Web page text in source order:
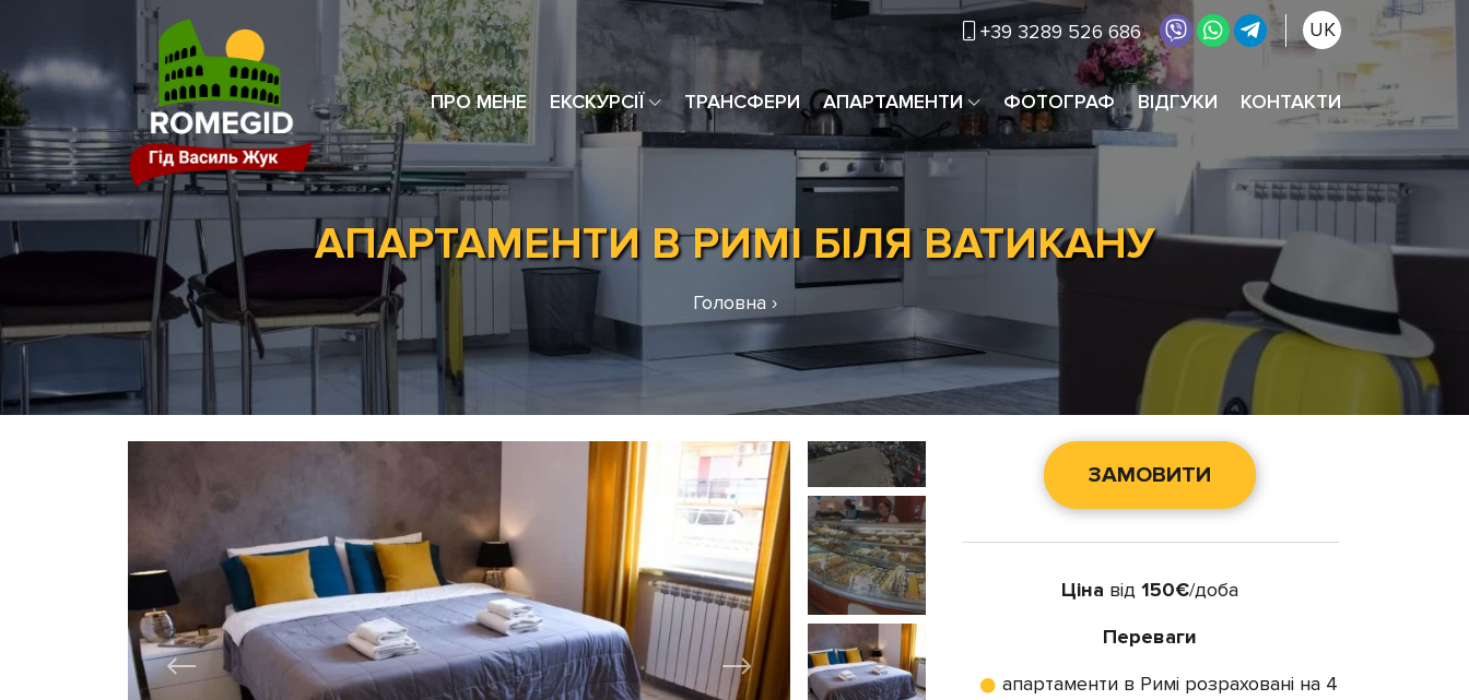
+39 3289 526 686 UK
ПРО МЕНЕ ЕКСКУРСІЇ ТРАНСФЕРИ АПАРТАМЕНТИ ФОТОГРАФ ВІДГУКИ КОНТАКТИ
АПАРТАМЕНТИ В РИМІ БІЛЯ ВАТИКАНУ
Головна ›
ЗАМОВИТИ
Ціна від 150€/доба
Переваги
апартаменти в Римі розраховані на 4